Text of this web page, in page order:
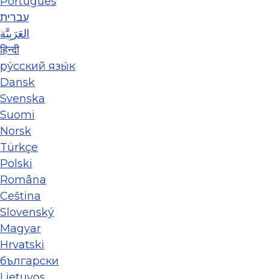
עברית
العَرَبِيَّة
हिन्दी
ру́сский язы́к
Dansk
Svenska
Suomi
Norsk
Türkçe
Polski
Româna
Ceština
Slovenský
Magyar
Hrvatski
български